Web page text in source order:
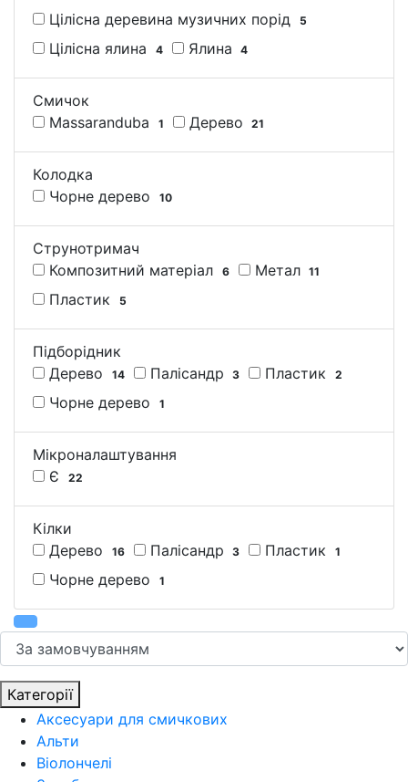
Цілісна деревина музичних порід 5
Цілісна ялина 4 Ялина 4
Смичок
Massaranduba
1 Дерево 21
Колодка
Чорне дерево
10
Струнотримач
Композитний матеріал
6 Метал 11
Пластик 5
Підборідник
Дерево
14 Палісандр 3 Пластик 2
Чорне дерево 1
Мікроналаштування
Є
22
Кілки
Дерево
16 Палісандр 3 Пластик 1
Чорне дерево 1
Категорії
Аксесуари для смичкових
Альти
Віолончелі